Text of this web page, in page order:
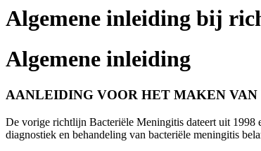
Algemene inleiding bij
Algemene inleiding
AANLEIDING VOOR HET MAKEN
De vorige richtlijn Bacteriële Meningitis dateert uit 1998
diagnostiek en behandeling van bacteriële meningitis